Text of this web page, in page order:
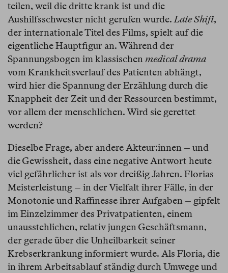
teilen, weil die dritte krank ist und die
Aushilfsschwester nicht gerufen wurde.Late Shift,
der internationale Titel des Films, spielt auf die
eigentliche Hauptfigur an. Während der
Spannungsbogen im klassischen medical drama
vom Krankheitsverlauf des Patienten abhängt,
wird hier die Spannung der Erzählung durch die
Knappheit der Zeit und der Ressourcen bestimmt,
vor allem der menschlichen. Wird sie gerettet
werden?
Dieselbe Frage, aber andere Akteur:innen – und
die Gewissheit, dass eine negative Antwort heute
viel gefährlicher ist als vor dreißig Jahren. Florias
Meisterleistung – in der Vielfalt ihrer Fälle, in der
Monotonie und Raffinesse ihrer Aufgaben – gipfelt
im Einzelzimmer des Privatpatienten, einem
unausstehlichen, relativ jungen Geschäftsmann,
der gerade über die Unheilbarkeit seiner
Krebserkrankung informiert wurde. Als Floria, die
in ihrem Arbeitsablauf ständig durch Umwege und